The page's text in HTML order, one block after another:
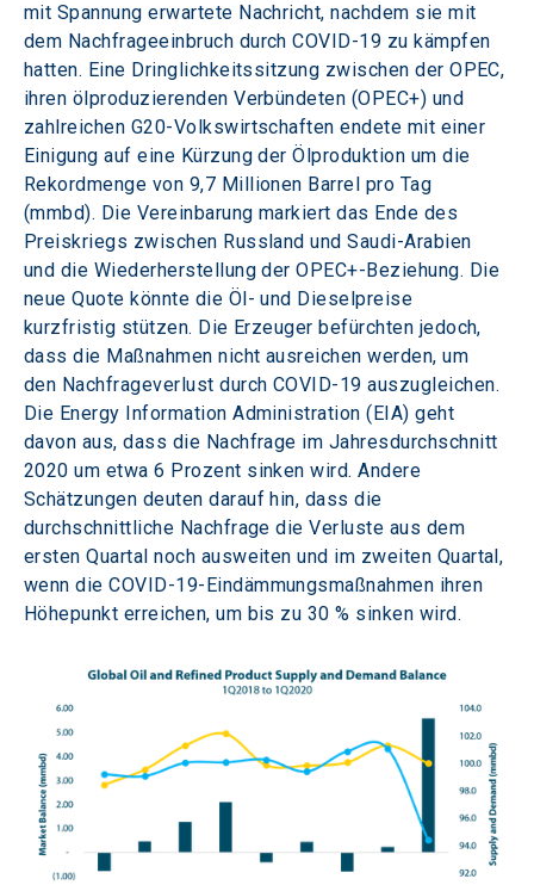
mit Spannung erwartete Nachricht, nachdem sie mit
dem Nachfrageeinbruch durch COVID-19 zu kämpfen
hatten. Eine Dringlichkeitssitzung zwischen der OPEC,
ihren ölproduzierenden Verbündeten (OPEC+) und
zahlreichen G20-Volkswirtschaften endete mit einer
Einigung auf eine Kürzung der Ölproduktion um die
Rekordmenge von 9,7 Millionen Barrel pro Tag
(mmbd). Die Vereinbarung markiert das Ende des
Preiskriegs zwischen Russland und Saudi-Arabien
und die Wiederherstellung der OPEC+-Beziehung. Die
neue Quote könnte die Öl- und Dieselpreise
kurzfristig stützen. Die Erzeuger befürchten jedoch,
dass die Maßnahmen nicht ausreichen werden, um
den Nachfrageverlust durch COVID-19 auszugleichen.
Die Energy Information Administration (EIA) geht
davon aus, dass die Nachfrage im Jahresdurchschnitt
2020 um etwa 6 Prozent sinken wird. Andere
Schätzungen deuten darauf hin, dass die
durchschnittliche Nachfrage die Verluste aus dem
ersten Quartal noch ausweiten und im zweiten Quartal,
wenn die COVID-19-Eindämmungsmaßnahmen ihren
Höhepunkt erreichen, um bis zu 30 % sinken wird.